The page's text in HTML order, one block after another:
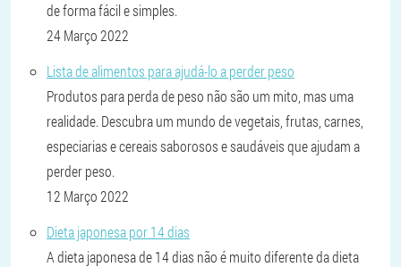
de forma fácil e simples.
24 Março 2022
Lista de alimentos para ajudá-lo a perder peso
Produtos para perda de peso não são um mito, mas uma
realidade. Descubra um mundo de vegetais, frutas, carnes,
especiarias e cereais saborosos e saudáveis ​​que ajudam a
perder peso.
12 Março 2022
Dieta japonesa por 14 dias
A dieta japonesa de 14 dias não é muito diferente da dieta